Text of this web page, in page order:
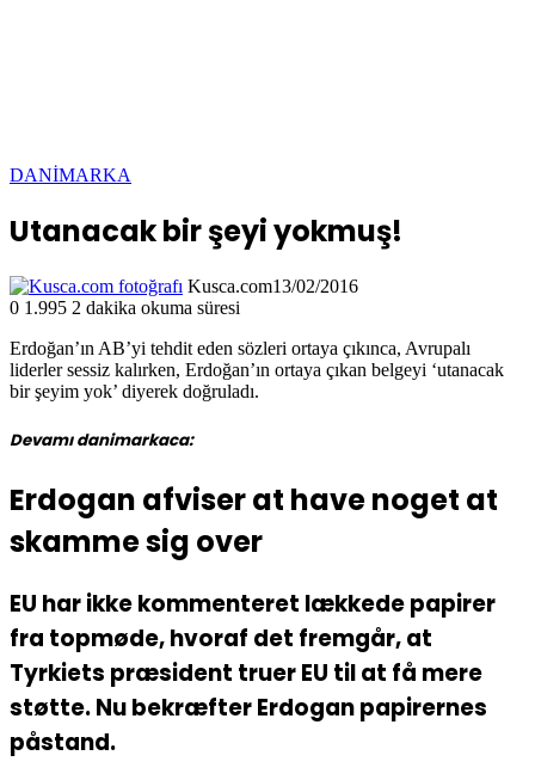
DANİMARKA
Utanacak bir şeyi yokmuş!
Kusca.com13/02/2016
0 1.995 2 dakika okuma süresi
Erdoğan’ın AB’yi tehdit eden sözleri ortaya çıkınca, Avrupalı
liderler sessiz kalırken, Erdoğan’ın ortaya çıkan belgeyi ‘utanacak
bir şeyim yok’ diyerek doğruladı.
Devamı danimarkaca:
Erdogan afviser at have noget at
skamme sig over
EU har ikke kommenteret lækkede papirer
fra topmøde, hvoraf det fremgår, at
Tyrkiets præsident truer EU til at få mere
støtte. Nu bekræfter Erdogan papirernes
påstand.